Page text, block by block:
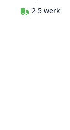
2-5